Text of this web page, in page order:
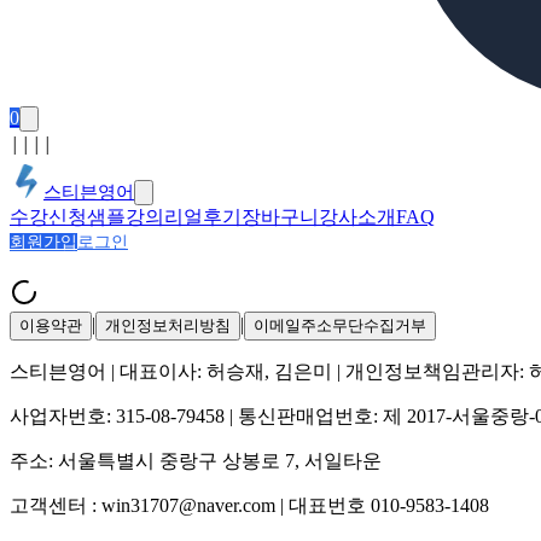
0
스티븐영어
수강신청샘플강의 리얼후기 장바구니 강사소개FAQ
회원가입 로그인
이용약관 | 개인정보처리방침 | 이메일주소무단수집거부
스티븐영어 | 대표이사: 허승재, 김은미 | 개인정보책임관리자:
사업자번호: 315-08-79458 | 통신판매업번호: 제 2017-서울중랑-
주소: 서울특별시 중랑구 상봉로 7, 서일타운
고객센터 : win31707@naver.com | 대표번호 010-9583-1408